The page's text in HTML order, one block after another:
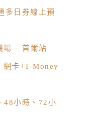
多日券線上預
場 – 首爾站
卡+T-Money
48小時、72小